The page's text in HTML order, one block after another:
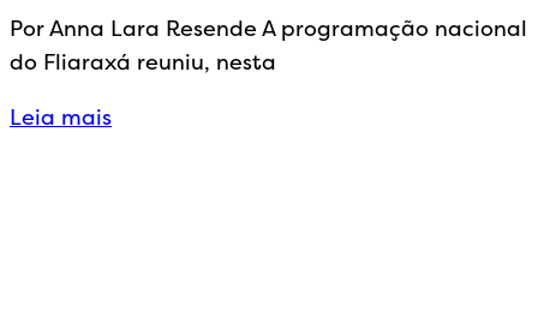
Por Anna Lara Resende A programação nacional
do Fliaraxá reuniu, nesta
Leia mais